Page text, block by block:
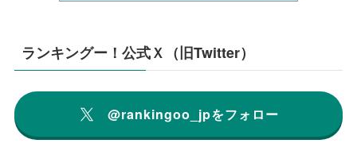
ランキングー！公式Ｘ（旧Twitter）
@rankingoo_jpをフォロー